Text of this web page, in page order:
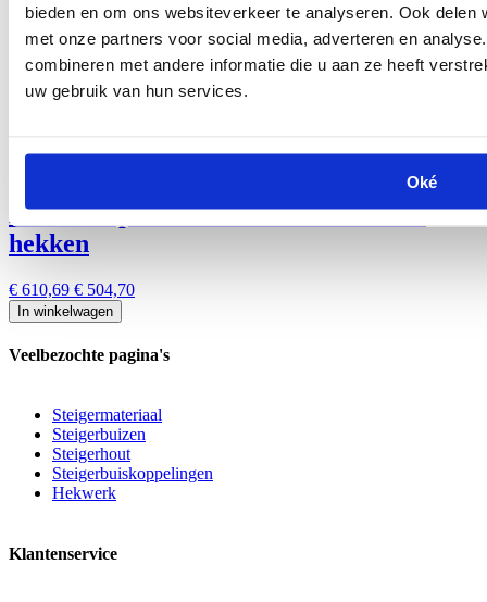
bieden en om ons websiteverkeer te analyseren. Ook
met onze partners voor social media, adverteren en
combineren met andere informatie die u aan ze heeft
uw gebruik van hun services.
Oké
Gerelateerde producten
Bouwhek pallet staand model voor 29
hekken
€ 610,69 € 504,70
In winkelwagen
Veelbezochte pagina's
Steigermateriaal
Steigerbuizen
Steigerhout
Steigerbuiskoppelingen
Hekwerk
Klantenservice